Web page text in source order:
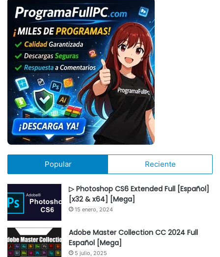
Popular Reciente
▷ Photoshop CS6 Extended Full [Español]
[x32 & x64] [Mega]
15 enero, 2024
Adobe Master Collection CC 2024 Full
Español [Mega]
5 julio, 2025